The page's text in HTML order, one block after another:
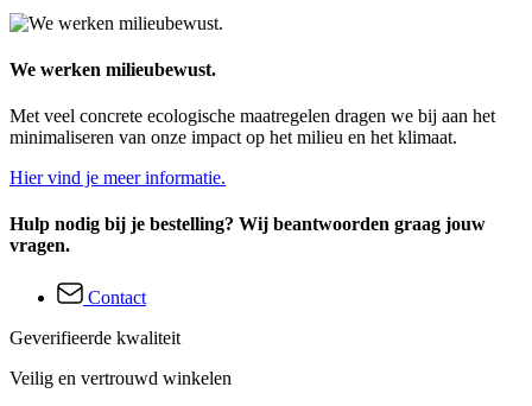
We werken milieubewust.
Met veel concrete ecologische maatregelen dragen we bij aan het
minimaliseren van onze impact op het milieu en het klimaat.
Hier vind je meer informatie.
Hulp nodig bij je bestelling? Wij beantwoorden graag jouw
vragen.
Contact
Geverifieerde kwaliteit
Veilig en vertrouwd winkelen